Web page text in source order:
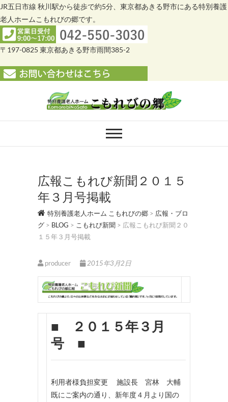
JR五日市線 秋川駅から徒歩で約5分、東京都あきる野市にある特別養護
老人ホームこもれびの郷です。
〒197-0825 東京都あきる野市雨間385-2
特別養護老人ホー
ム こもれびの郷
広報こもれび新聞２０１５
年３月号掲載
特別養護老人ホーム こもれびの郷 > 広報・ブロ
グ > BLOG > こもれび新聞 > 広報こもれび新聞２０
１５年３月号掲載
producer 2015年3月2日
■ ２０１５年３月
号 ■
利用者様負担変更 施設長 宮林 大輔
既にご案内の通り、新年度４月より国の